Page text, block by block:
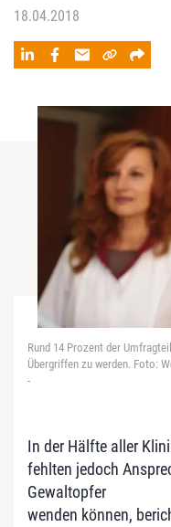
18.04.2018
Rund 14 Prozent der
Übergriffen zu werden. Foto:
-
In der Hälfte aller
fehlten jedoch
Gewaltopfer
wenden können,